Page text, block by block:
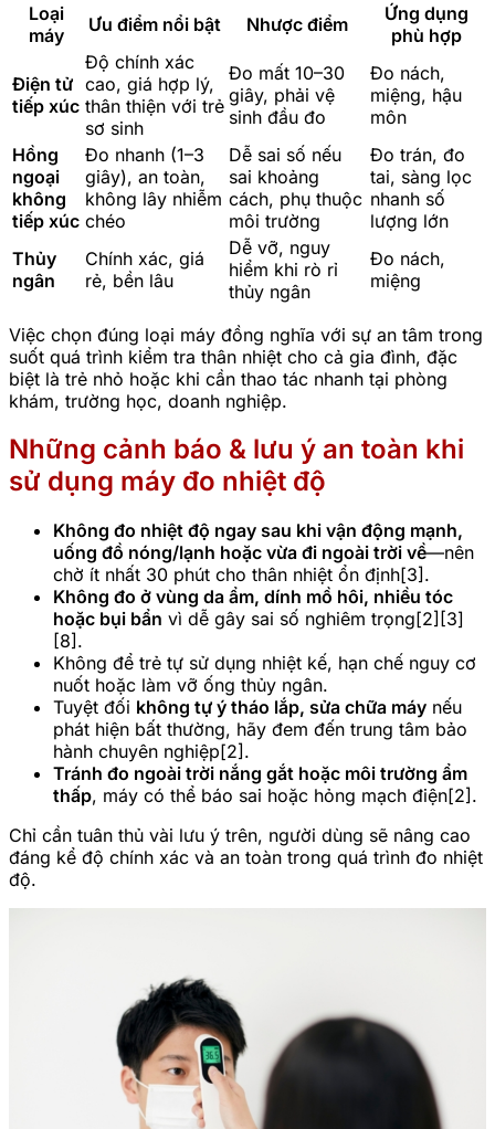
Loại
máy
Ưu điểm nổi bật Nhược điểm
Ứng dụng
phù hợp
Điện tử
tiếp xúc
Độ chính xác
cao, giá hợp lý,
thân thiện với trẻ
sơ sinh
Đo mất 10–30
giây, phải vệ
sinh đầu đo
Đo nách,
miệng, hậu
môn
Hồng
ngoại
không
tiếp xúc
Đo nhanh (1–3
giây), an toàn,
không lây nhiễm
chéo
Dễ sai số nếu
sai khoảng
cách, phụ thuộc
môi trường
Đo trán, đo
tai, sàng lọc
nhanh số
lượng lớn
Thủy
ngân
Chính xác, giá
rẻ, bền lâu
Dễ vỡ, nguy
hiểm khi rò rỉ
thủy ngân
Đo nách,
miệng
Việc chọn đúng loại máy đồng nghĩa với sự an tâm trong
suốt quá trình kiểm tra thân nhiệt cho cả gia đình, đặc
biệt là trẻ nhỏ hoặc khi cần thao tác nhanh tại phòng
khám, trường học, doanh nghiệp.
Những cảnh báo & lưu ý an toàn khi
sử dụng máy đo nhiệt độ
Không đo nhiệt độ ngay sau khi vận động mạnh,
uống đồ nóng/lạnh hoặc vừa đi ngoài trời về—nên
chờ ít nhất 30 phút cho thân nhiệt ổn định[3].
Không đo ở vùng da ẩm, dính mồ hôi, nhiều tóc
hoặc bụi bẩn vì dễ gây sai số nghiêm trọng[2][3]
[8].
Không để trẻ tự sử dụng nhiệt kế, hạn chế nguy cơ
nuốt hoặc làm vỡ ống thủy ngân.
Tuyệt đối không tự ý tháo lắp, sửa chữa máy nếu
phát hiện bất thường, hãy đem đến trung tâm bảo
hành chuyên nghiệp[2].
Tránh đo ngoài trời nắng gắt hoặc môi trường ẩm
thấp, máy có thể báo sai hoặc hỏng mạch điện[2].
Chỉ cần tuân thủ vài lưu ý trên, người dùng sẽ nâng cao
đáng kể độ chính xác và an toàn trong quá trình đo nhiệt
độ.